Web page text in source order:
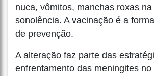
nuca, vômitos, manchas roxas
sonolência. A vacinação é a
de prevenção.
A alteração faz parte das
enfrentamento das meningites no